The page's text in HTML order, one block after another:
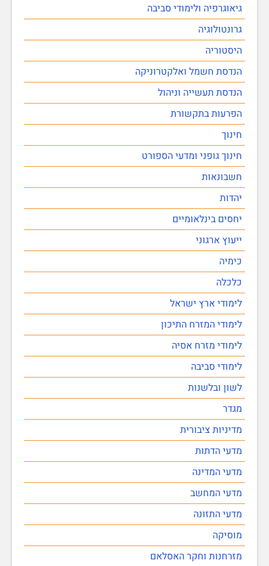
גיאוגרפיה ולימודי סביבה
גרונטולוגיה
היסטוריה
הנדסת חשמל ואלקטרוניקה
הנדסת תעשייה וניהול
הפרעות בתקשורת
חינוך
חינוך גופני ומדעי הספורט
חשבונאות
יהדות
יחסים בינלאומיים
ייעוץ ארגוני
כימיה
כלכלה
לימודי ארץ ישראל
לימודי המזרח התיכון
לימודי מזרח אסיה
לימודי סביבה
לשון ובלשנות
מגדר
מדיניות ציבורית
מדעי הדתות
מדעי המדינה
מדעי המחשב
מדעי התזונה
מוסיקה
מזרחנות וחקר האסלאם